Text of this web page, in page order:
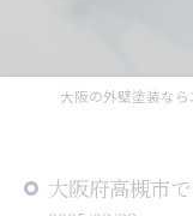
大阪府高槻市